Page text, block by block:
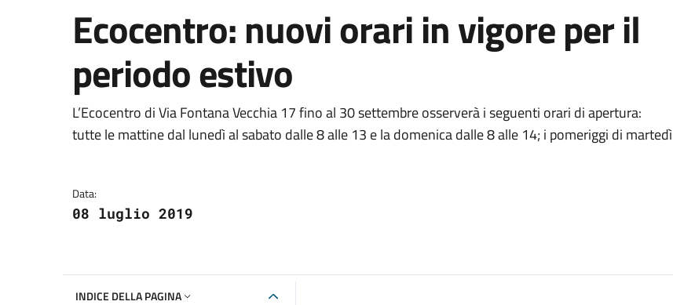
Ecocentro: nuovi orari in vigore per il
periodo estivo
Dettagli della notizia
L’Ecocentro di Via Fontana Vecchia 17 fino al 30 settembre osserverà i seguenti orari di apertura:
tutte le mattine dal lunedì al sabato dalle 8 alle 13 e la domenica dalle 8 alle 14; i pomeriggi di martedì
Data:
08 luglio 2019
INDICE DELLA PAGINA